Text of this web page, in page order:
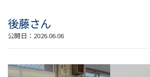
後藤さん
公開日： 2026.06.06